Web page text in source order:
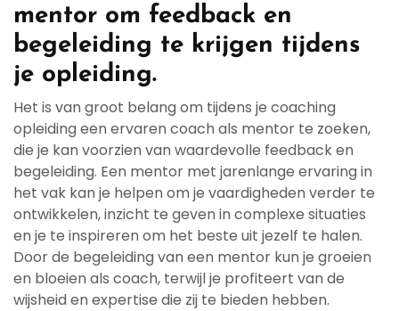
mentor om feedback en
begeleiding te krijgen tijdens
je opleiding.
Het is van groot belang om tijdens je coaching
opleiding een ervaren coach als mentor te zoeken,
die je kan voorzien van waardevolle feedback en
begeleiding. Een mentor met jarenlange ervaring in
het vak kan je helpen om je vaardigheden verder te
ontwikkelen, inzicht te geven in complexe situaties
en je te inspireren om het beste uit jezelf te halen.
Door de begeleiding van een mentor kun je groeien
en bloeien als coach, terwijl je profiteert van de
wijsheid en expertise die zij te bieden hebben.